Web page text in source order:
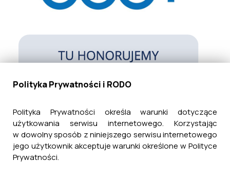
Polityka Prywatności i RODO
Polityka Prywatności określa warunki dotyczące
użytkowania serwisu internetowego. Korzystając
w dowolny sposób z niniejszego serwisu internetowego
jego użytkownik akceptuje warunki określone w Polityce
Prywatności.